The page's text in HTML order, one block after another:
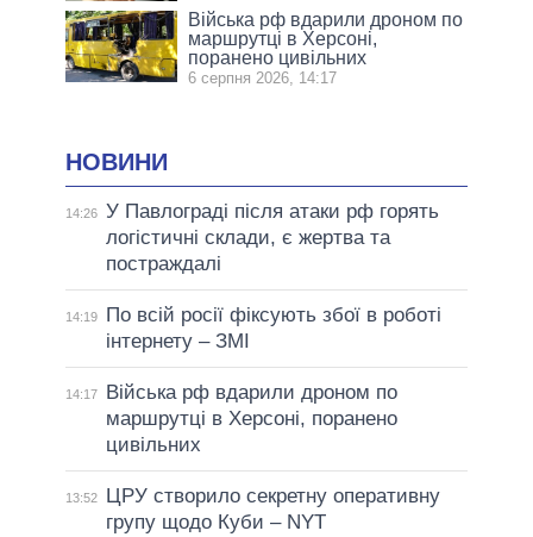
Війська рф вдарили дроном по
маршрутці в Херсоні,
поранено цивільних
6 серпня 2026, 14:17
НОВИНИ
14:26 У Павлограді після атаки рф горять
логістичні склади, є жертва та
постраждалі
14:19
По всій росії фіксують збої в роботі
інтернету – ЗМІ
14:17
Війська рф вдарили дроном по
маршрутці в Херсоні, поранено
цивільних
13:52
ЦРУ створило секретну оперативну
групу щодо Куби – NYT